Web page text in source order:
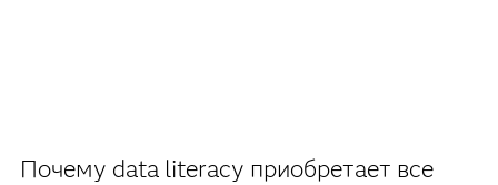
Почему data literacy приобретает все